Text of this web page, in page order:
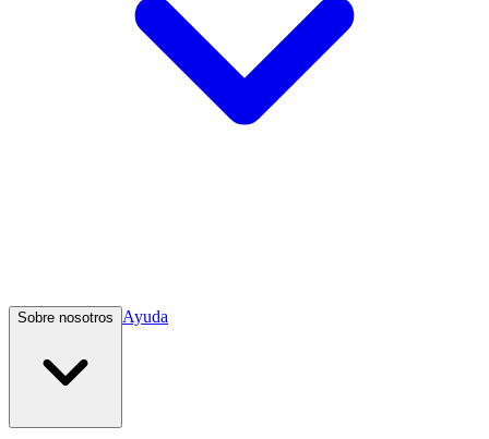
Sobre nosotros Ayuda